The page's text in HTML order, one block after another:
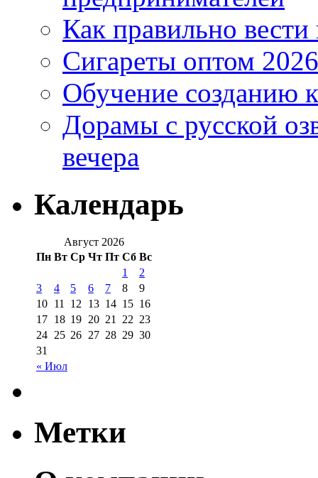
Как правильно
Сигареты оптом
Обучение созданию
Дорамы с русской
вечера
Календарь
Август 2026
Пн Вт Ср Чт Пт Сб Вс
« Июл
1
2
3
4 5 6 7 8
9
10 11 12 13 14 15 16
17 18 19 20 21 22 23
24 25 26 27 28 29 30
31
Метки